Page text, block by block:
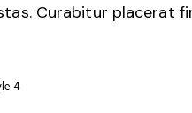
Curabitur placerat
4